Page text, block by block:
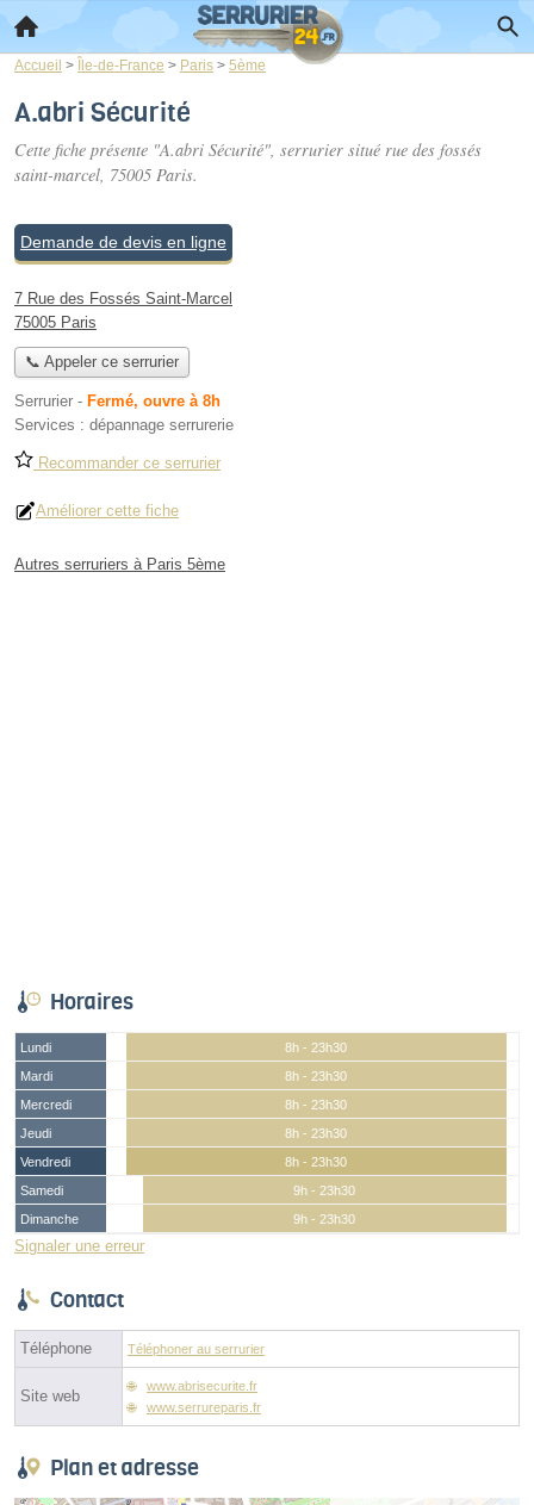
Accueil > Île-de-France > Paris > 5ème
A.abri Sécurité
Cette fiche présente "A.abri Sécurité", serrurier situé rue des fossés
saint-marcel, 75005 Paris.
Demande de devis en ligne
7 Rue des Fossés Saint-Marcel
75005 Paris
📞 Appeler ce serrurier
Serrurier - Fermé, ouvre à 8h
Services : dépannage serrurerie
Recommander ce serrurier
Améliorer cette fiche
Autres serruriers à Paris 5ème
Horaires
Lundi
8h - 23h30
Mardi
8h - 23h30
Mercredi
8h - 23h30
Jeudi
8h - 23h30
Vendredi
8h - 23h30
Samedi
9h - 23h30
Dimanche
9h - 23h30
Signaler une erreur
Contact
Téléphone Téléphoner au serrurier
Site web
www.abrisecurite.fr
www.serrureparis.fr
Plan et adresse